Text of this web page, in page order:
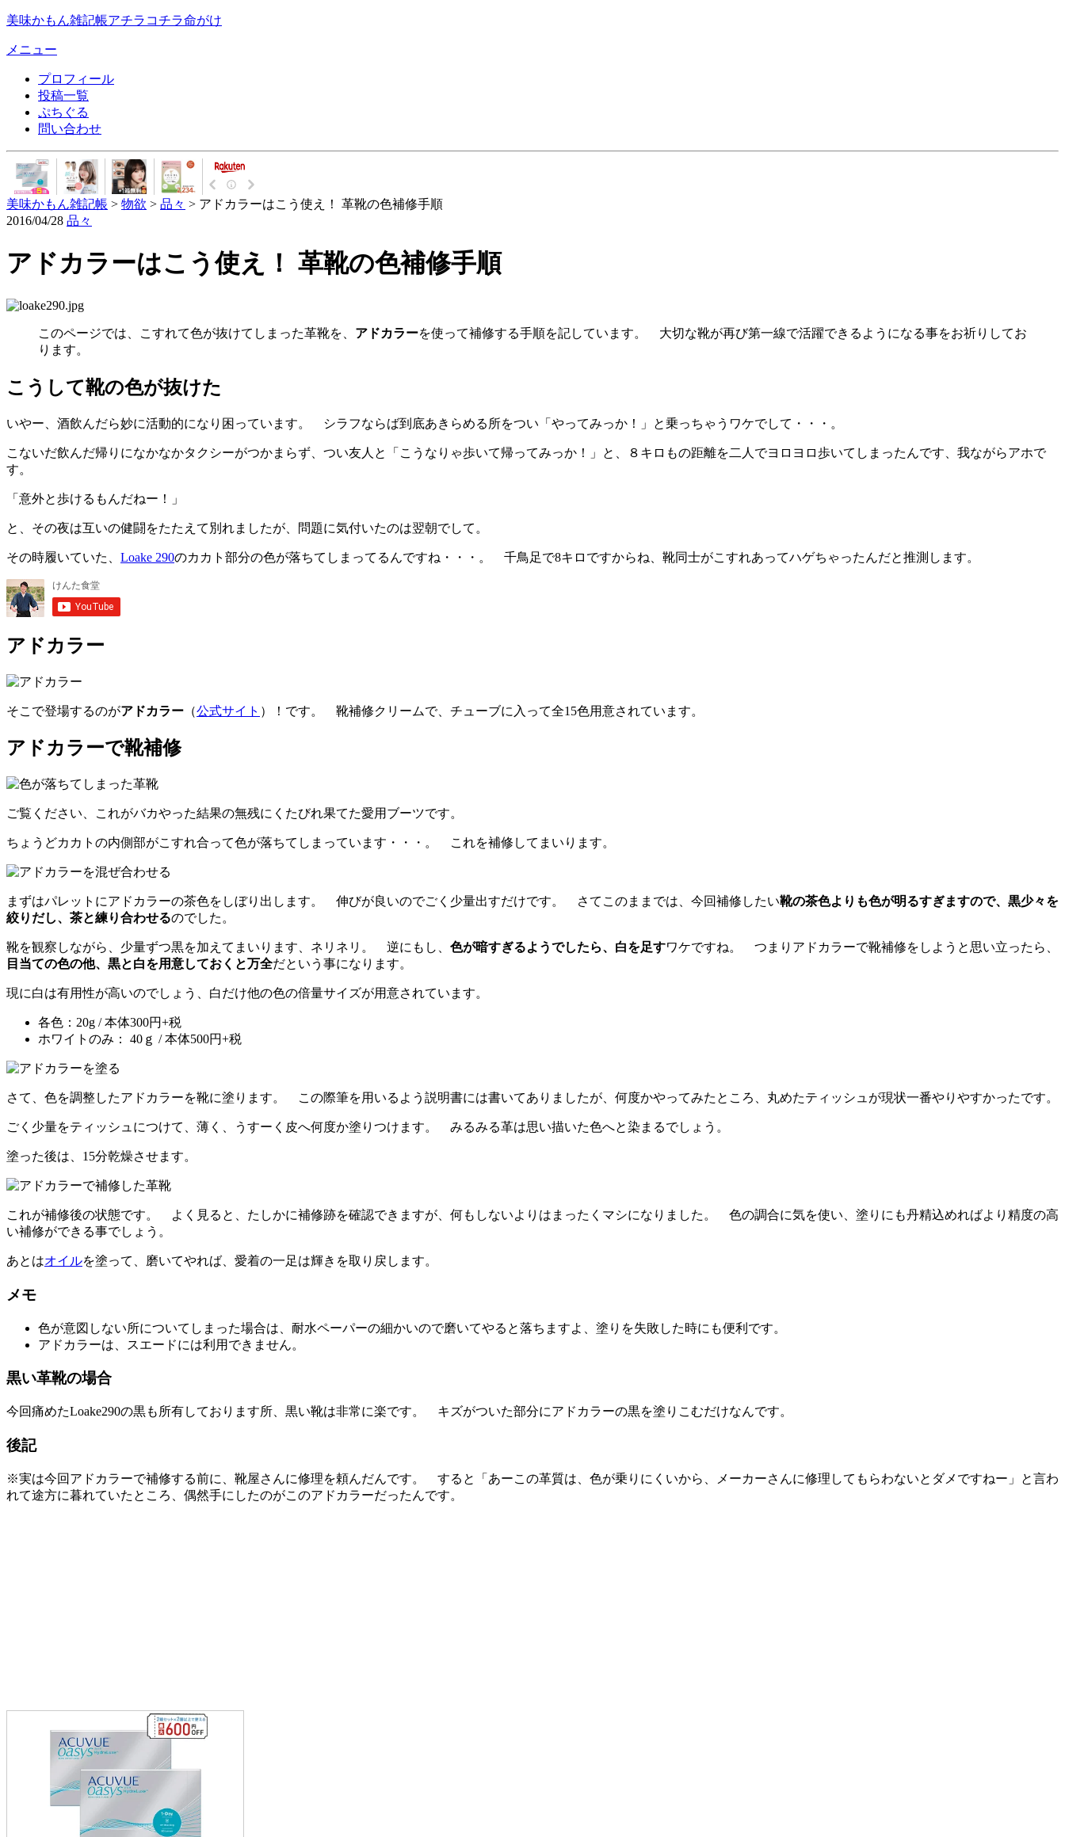
美味かもん雑記帳アチラコチラ命がけ
メニュー
プロフィール
投稿一覧
ぷちぐる
問い合わせ
美味かもん雑記帳 > 物欲 > 品々 > アドカラーはこう使え！ 革靴の色補修手順
2016/04/28 品々
アドカラーはこう使え！ 革靴の色補修手順
このページでは、こすれて色が抜けてしまった革靴を、 アドカラーを使って補修する手順を記しています。 大切な靴が再び第一線で活躍できるようになる事をお祈りしてお
ります。
こうして靴の色が抜けた
いやー、酒飲んだら妙に活動的になり困っています。 シラフならば到底あきらめる所をつい「やってみっか！」と乗っちゃうワケでして・・・。
こないだ飲んだ帰りになかなかタクシーがつかまらず、つい友人と「こうなりゃ歩いて帰ってみっか！」と、８キロもの距離を二人でヨロヨロ歩いてしまったんです、我ながらアホで
す。
「意外と歩けるもんだねー！」
と、その夜は互いの健闘をたたえて別れましたが、問題に気付いたのは翌朝でして。
その時履いていた、 Loake 290のカカト部分の色が落ちてしまってるんですね・・・。 千鳥足で8キロですからね、靴同士がこすれあってハゲちゃったんだと推測します。
アドカラー
そこで登場するのがアドカラー （公式サイト ）！です。 靴補修クリームで、チューブに入って全15色用意されています。
アドカラーで靴補修
ご覧ください、これがバカやった結果の無残にくたびれ果てた愛用ブーツです。
ちょうどカカトの内側部がこすれ合って色が落ちてしまっています・・・。 これを補修してまいります。
まずはパレットにアドカラーの茶色をしぼり出します。 伸びが良いのでごく少量出すだけです。 さてこのままでは、今回補修したい靴の茶色よりも色が明るすぎますので、黒少々を
絞りだし、茶と練り合わせるのでした。
靴を観察しながら、少量ずつ黒を加えてまいります、ネリネリ。 逆にもし、 色が暗すぎるようでしたら、白を足すワケですね。 つまりアドカラーで靴補修をしようと思い立ったら、
目当ての色の他、黒と白を用意しておくと万全だという事になります。
現に白は有用性が高いのでしょう、白だけ他の色の倍量サイズが用意されています。
各色：20g / 本体300円+税
ホワイトのみ： 40ｇ / 本体500円+税
さて、色を調整したアドカラーを靴に塗ります。 この際筆を用いるよう説明書には書いてありましたが、何度かやってみたところ、丸めたティッシュが現状一番やりやすかったです。
ごく少量をティッシュにつけて、薄く、うすーく皮へ何度か塗りつけます。 みるみる革は思い描いた色へと染まるでしょう。
塗った後は、15分乾燥させます。
これが補修後の状態です。 よく見ると、たしかに補修跡を確認できますが、何もしないよりはまったくマシになりました。 色の調合に気を使い、塗りにも丹精込めればより精度の高
い補修ができる事でしょう。
あとはオイルを塗って、磨いてやれば、愛着の一足は輝きを取り戻します。
メモ
色が意図しない所についてしまった場合は、耐水ペーパーの細かいので磨いてやると落ちますよ、塗りを失敗した時にも便利です。
アドカラーは、スエードには利用できません。
黒い革靴の場合
今回痛めたLoake290の黒も所有しております所、黒い靴は非常に楽です。 キズがついた部分にアドカラーの黒を塗りこむだけなんです。
後記
※実は今回アドカラーで補修する前に、靴屋さんに修理を頼んだんです。 すると「あーこの革質は、色が乗りにくいから、メーカーさんに修理してもらわないとダメですねー」と言わ
れて途方に暮れていたところ、偶然手にしたのがこのアドカラーだったんです。